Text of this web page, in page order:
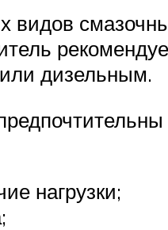
видов
дизельным.
нагрузки;